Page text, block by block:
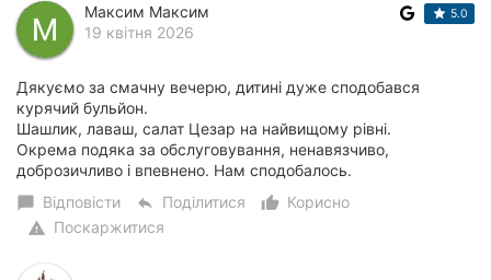
Максим Максим
19 квітня 2026
5.0
Дякуємо за смачну вечерю, дитині дуже сподобався
курячий бульйон.
Шашлик, лаваш, салат Цезар на найвищому рівні.
Окрема подяка за обслуговування, ненавязчиво,
доброзичливо і впевнено. Нам сподобалось.
chat_bubble Відповісти reply Поділитися thumb_up_alt
Корисно
warning Поскаржитися